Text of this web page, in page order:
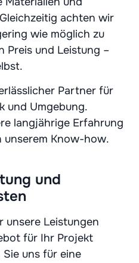
achten wir
wie möglich zu
Preis und Leistung –
Partner für
und Umgebung.
langjährige Erfahrung
Know-how.
und
unsere Leistungen
für Ihr Projekt
uns für eine